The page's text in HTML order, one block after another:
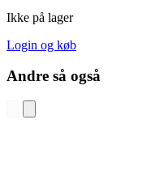
Ikke på lager
Login og køb
Andre så også